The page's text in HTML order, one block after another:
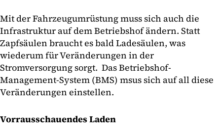
Mit der Fahrzeugumrüstung muss sich auch die
Infrastruktur auf dem Betriebshof ändern. Statt
Zapfsäulen braucht es bald Ladesäulen, was
wiederum für Veränderungen in der
Stromversorgung sorgt. Das Betriebshof-
Management-System (BMS) msus sich auf all diese
Veränderungen einstellen.
Vorrausschauendes Laden